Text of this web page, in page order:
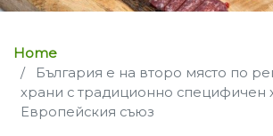
Home
България е на второ място по
храни с традиционно специфичен
Европейския съюз